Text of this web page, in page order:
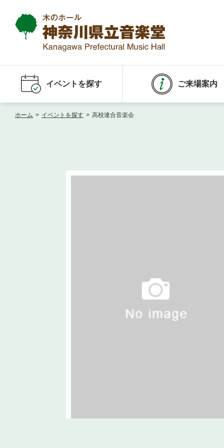
イベントを探す ご来場案内
ホーム > イベントを探す > 高校連合音楽会